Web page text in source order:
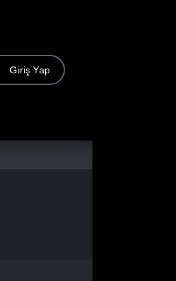
Giriş Yap